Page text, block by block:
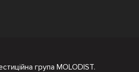
група MOLODIST.